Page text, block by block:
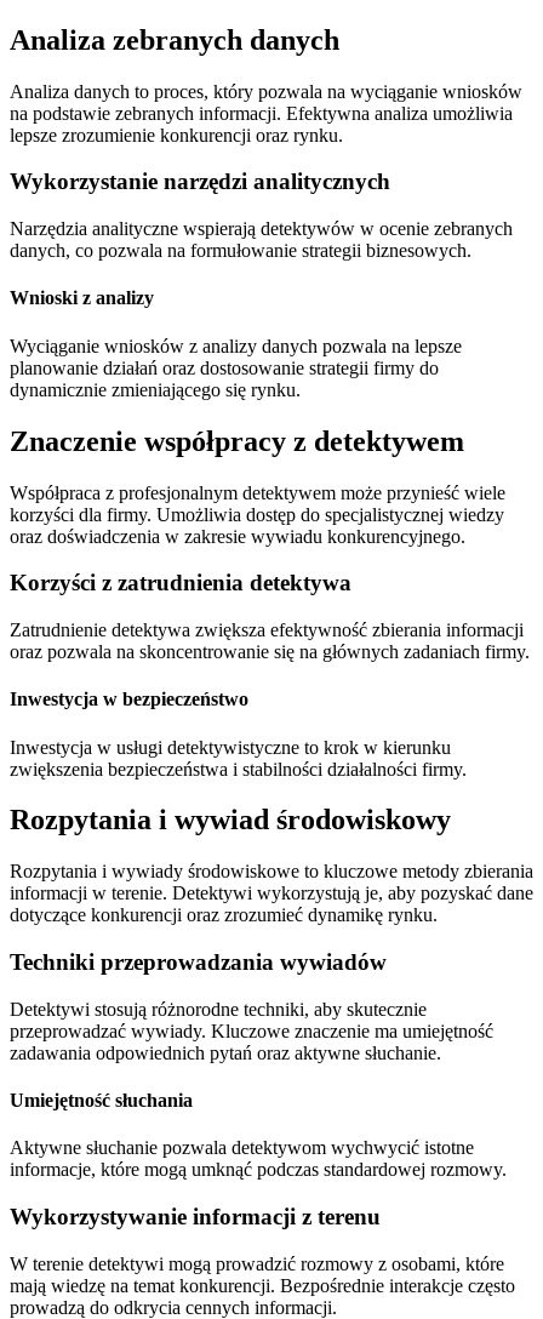
Analiza zebranych danych
Analiza danych to proces, który pozwala na wyciąganie wniosków
na podstawie zebranych informacji. Efektywna analiza umożliwia
lepsze zrozumienie konkurencji oraz rynku.
Wykorzystanie narzędzi analitycznych
Narzędzia analityczne wspierają detektywów w ocenie zebranych
danych, co pozwala na formułowanie strategii biznesowych.
Wnioski z analizy
Wyciąganie wniosków z analizy danych pozwala na lepsze
planowanie działań oraz dostosowanie strategii firmy do
dynamicznie zmieniającego się rynku.
Znaczenie współpracy z detektywem
Współpraca z profesjonalnym detektywem może przynieść wiele
korzyści dla firmy. Umożliwia dostęp do specjalistycznej wiedzy
oraz doświadczenia w zakresie wywiadu konkurencyjnego.
Korzyści z zatrudnienia detektywa
Zatrudnienie detektywa zwiększa efektywność zbierania informacji
oraz pozwala na skoncentrowanie się na głównych zadaniach firmy.
Inwestycja w bezpieczeństwo
Inwestycja w usługi detektywistyczne to krok w kierunku
zwiększenia bezpieczeństwa i stabilności działalności firmy.
Rozpytania i wywiad środowiskowy
Rozpytania i wywiady środowiskowe to kluczowe metody zbierania
informacji w terenie. Detektywi wykorzystują je, aby pozyskać dane
dotyczące konkurencji oraz zrozumieć dynamikę rynku.
Techniki przeprowadzania wywiadów
Detektywi stosują różnorodne techniki, aby skutecznie
przeprowadzać wywiady. Kluczowe znaczenie ma umiejętność
zadawania odpowiednich pytań oraz aktywne słuchanie.
Umiejętność słuchania
Aktywne słuchanie pozwala detektywom wychwycić istotne
informacje, które mogą umknąć podczas standardowej rozmowy.
Wykorzystywanie informacji z terenu
W terenie detektywi mogą prowadzić rozmowy z osobami, które
mają wiedzę na temat konkurencji. Bezpośrednie interakcje często
prowadzą do odkrycia cennych informacji.